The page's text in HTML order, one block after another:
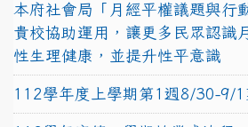
本府社會局「月經平權議題與行
貴校協助運用，讓更多民眾認識
性生理健康，並提升性平意識
112學年度上學期第1週8/30-9/1